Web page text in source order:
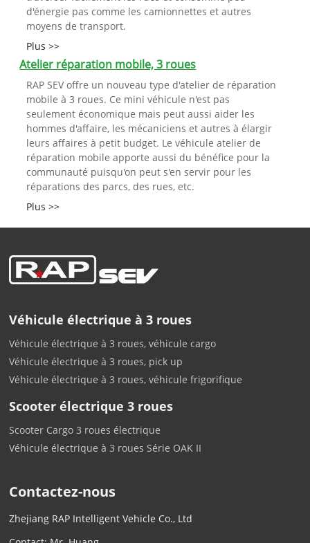
d'énergie pas comme les camionnettes et autres
moyens de transport.
Plus >>
Atelier réparation mobile, 3 roues
RAP SEV offre un nouveau type d'atelier de réparation
mobile à 3 roues. Ce mini véhicule n'est pas
seulement économique mais peut aussi aider les
hommes d'affaire, les mécaniciens et autres à élargir
leurs affaires à petit budget. Le véhicule atelier de
réparation mobile apporte aussi du bénéfice pour la
communauté puisqu'on peut s'en servir pour les
réparations des parcs, des rues, etc.
Plus >>
Véhicule électrique à 3 roues
Véhicule électrique à 3 roues, véhicule cargo
Véhicule électrique à 3 roues, pick up
Véhicule électrique à 3 roues, véhicule frigorifique
Scooter électrique 3 roues
Scooter Cargo 3 roues électrique
Véhicule électrique à 3 roues Série OAK II
Contactez-nous
Zhejiang RAP Intelligent Vehicle Co., Ltd